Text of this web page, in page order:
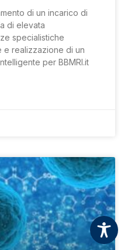
di un incarico di
di elevata
specialistiche
e realizzazione di un
per BBMRI.it